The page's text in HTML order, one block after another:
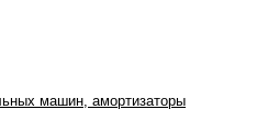
машин, амортизаторы